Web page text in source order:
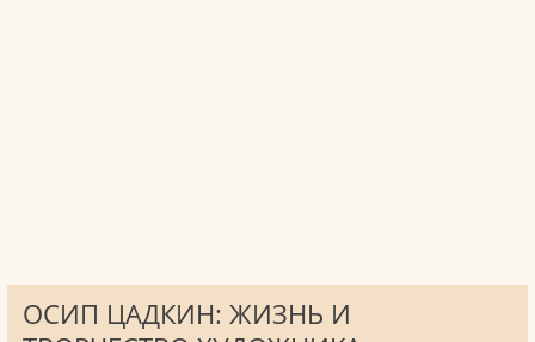
ОСИП ЦАДКИН: ЖИЗНЬ И